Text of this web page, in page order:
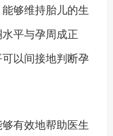
够维持胎儿的生
平与孕周成正
以间接地判断孕
有效地帮助医生